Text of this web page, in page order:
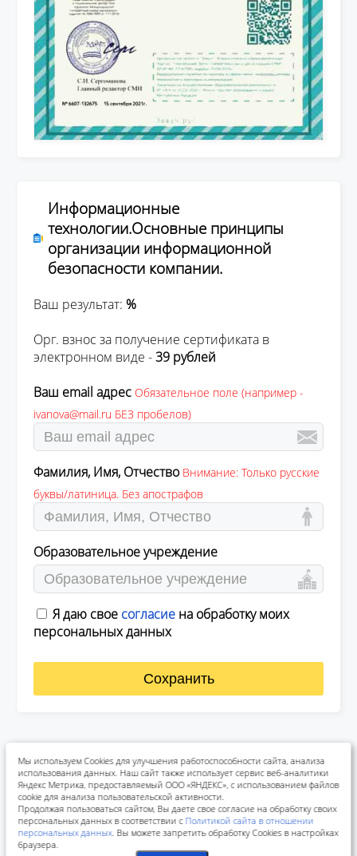
Информационные
технологии.Основные принципы
организации информационной
безопасности компании.
Ваш результат: %
Орг. взнос за получение сертификата в
электронном виде -39 рублей
Ваш email адрес Обязательное поле (например -
ivanova@mail.ru БЕЗ пробелов)
Фамилия, Имя, Отчество Внимание: Только русские
буквы/латиница. Без апострафов
Образовательное учреждение
Я даю свое согласие на обработку моих
персональных данных
Сохранить
Мы используем Cookies для улучшения работоспособности сайта, анализа
использования данных. Наш сайт также использует сервис веб-аналитики
Яндекс Метрика, предоставляемый ООО «ЯНДЕКС», с использованием файлов
cookie для анализа пользовательской активности.
Продолжая пользоваться сайтом, Вы даете свое согласие на обработку своих
персональных данных в соответствии с Политикой сайта в отношении
персональных данных. Вы можете запретить обработку Cookies в настройках
браузера.